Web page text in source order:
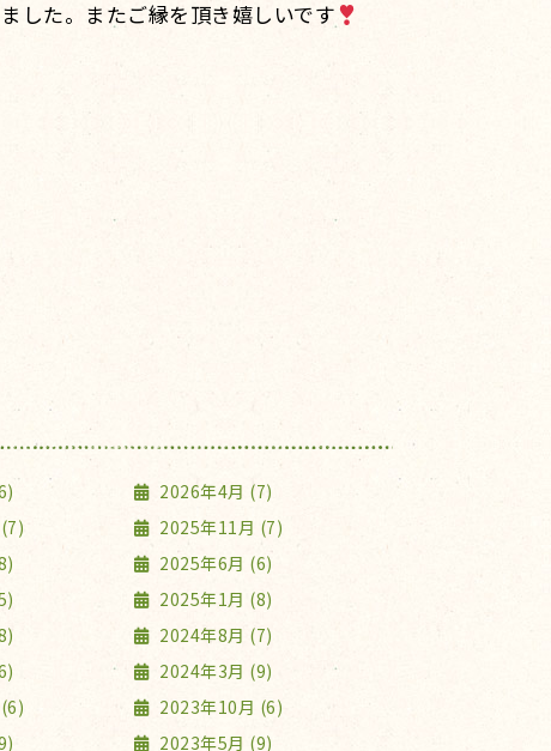
した。またご縁を頂き嬉しいです
2026年4月 (7)
2025年11月 (7)
2025年6月 (6)
2025年1月 (8)
2024年8月 (7)
2024年3月 (9)
2023年10月 (6)
2023年5月 (9)